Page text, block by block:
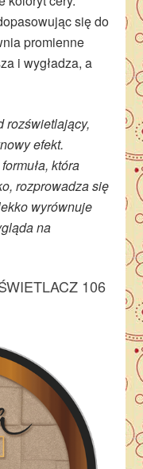
się do
promienne
i wygładza, a
rozświetlający,
efekt.
która
rozprowadza się
wyrównuje
na
106